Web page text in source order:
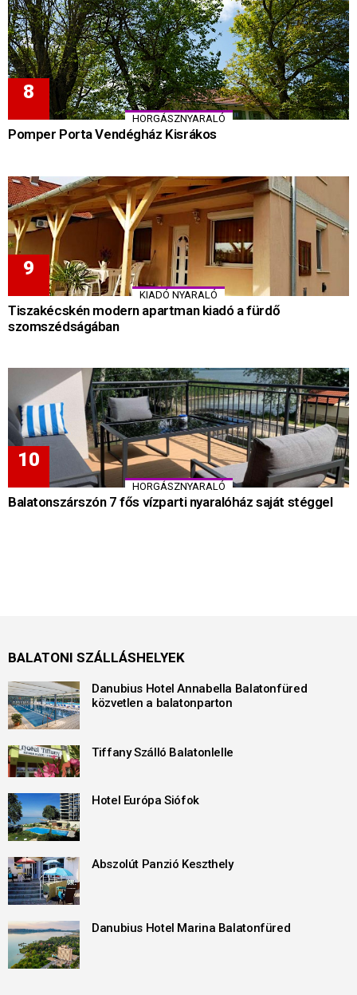
HORGÁSZNYARALÓ
Pomper Porta Vendégház Kisrákos
KIADÓ NYARALÓ
Tiszakécskén modern apartman kiadó a fürdő
szomszédságában
HORGÁSZNYARALÓ
Balatonszárszón 7 fős vízparti nyaralóház saját stéggel
BALATONI SZÁLLÁSHELYEK
Danubius Hotel Annabella Balatonfüred
közvetlen a balatonparton
Tiffany Szálló Balatonlelle
Hotel Európa Siófok
Abszolút Panzió Keszthely
Danubius Hotel Marina Balatonfüred